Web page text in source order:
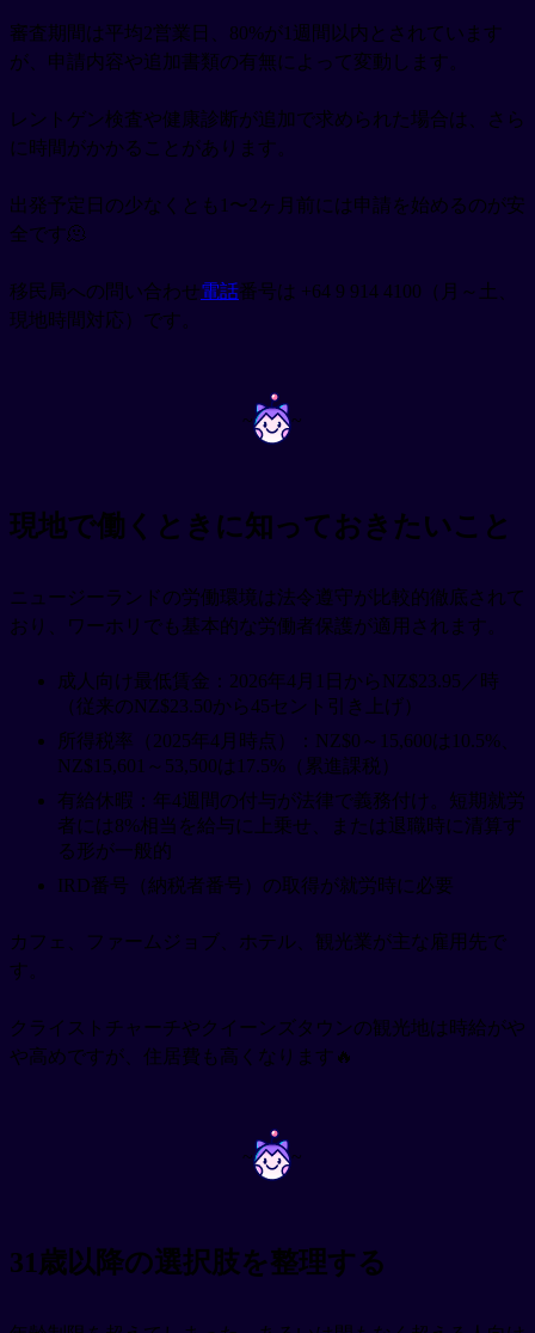
審査期間は平均2営業日、80%が1週間以内とされています
が、申請内容や追加書類の有無によって変動します。
レントゲン検査や健康診断が追加で求められた場合は、さら
に時間がかかることがあります。
出発予定日の少なくとも1〜2ヶ月前には申請を始めるのが安
全です🫠
移民局への問い合わせ電話番号は +64 9 914 4100（月～土、
現地時間対応）です。
~ ~
現地で働くときに知っておきたいこと
ニュージーランドの労働環境は法令遵守が比較的徹底されて
おり、ワーホリでも基本的な労働者保護が適用されます。
成人向け最低賃金：2026年4月1日からNZ$23.95／時
（従来のNZ$23.50から45セント引き上げ）
所得税率（2025年4月時点）：NZ$0～15,600は10.5%、
NZ$15,601～53,500は17.5%（累進課税）
有給休暇：年4週間の付与が法律で義務付け。短期就労
者には8%相当を給与に上乗せ、または退職時に清算す
る形が一般的
IRD番号（納税者番号）の取得が就労時に必要
カフェ、ファームジョブ、ホテル、観光業が主な雇用先で
す。
クライストチャーチやクイーンズタウンの観光地は時給がや
や高めですが、住居費も高くなります🔥
~ ~
31歳以降の選択肢を整理する